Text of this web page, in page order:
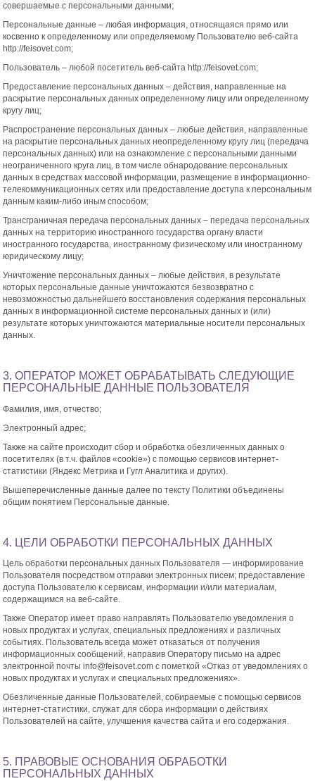
совершаемые с персональными данными;
Персональные данные – любая информация, относящаяся прямо или
косвенно к определенному или определяемому Пользователю веб-сайта
http://feisovet.com;
Пользователь – любой посетитель веб-сайта http://feisovet.com;
Предоставление персональных данных – действия, направленные на
раскрытие персональных данных определенному лицу или определенному
кругу лиц;
Распространение персональных данных – любые действия, направленные
на раскрытие персональных данных неопределенному кругу лиц (передача
персональных данных) или на ознакомление с персональными данными
неограниченного круга лиц, в том числе обнародование персональных
данных в средствах массовой информации, размещение в информационно-
телекоммуникационных сетях или предоставление доступа к персональным
данным каким-либо иным способом;
Трансграничная передача персональных данных – передача персональных
данных на территорию иностранного государства органу власти
иностранного государства, иностранному физическому или иностранному
юридическому лицу;
Уничтожение персональных данных – любые действия, в результате
которых персональные данные уничтожаются безвозвратно с
невозможностью дальнейшего восстановления содержания персональных
данных в информационной системе персональных данных и (или)
результате которых уничтожаются материальные носители персональных
данных.
3. ОПЕРАТОР МОЖЕТ ОБРАБАТЫВАТЬ СЛЕДУЮЩИЕ
ПЕРСОНАЛЬНЫЕ ДАННЫЕ ПОЛЬЗОВАТЕЛЯ
Фамилия, имя, отчество;
Электронный адрес;
Также на сайте происходит сбор и обработка обезличенных данных о
посетителях (в т.ч. файлов «cookie») с помощью сервисов интернет-
статистики (Яндекс Метрика и Гугл Аналитика и других).
Вышеперечисленные данные далее по тексту Политики объединены
общим понятием Персональные данные.
4. ЦЕЛИ ОБРАБОТКИ ПЕРСОНАЛЬНЫХ ДАННЫХ
Цель обработки персональных данных Пользователя — информирование
Пользователя посредством отправки электронных писем; предоставление
доступа Пользователю к сервисам, информации и/или материалам,
содержащимся на веб-сайте.
Также Оператор имеет право направлять Пользователю уведомления о
новых продуктах и услугах, специальных предложениях и различных
событиях. Пользователь всегда может отказаться от получения
информационных сообщений, направив Оператору письмо на адрес
электронной почты info@feisovet.com с пометкой «Отказ от уведомлениях о
новых продуктах и услугах и специальных предложениях».
Обезличенные данные Пользователей, собираемые с помощью сервисов
интернет-статистики, служат для сбора информации о действиях
Пользователей на сайте, улучшения качества сайта и его содержания.
5. ПРАВОВЫЕ ОСНОВАНИЯ ОБРАБОТКИ
ПЕРСОНАЛЬНЫХ ДАННЫХ